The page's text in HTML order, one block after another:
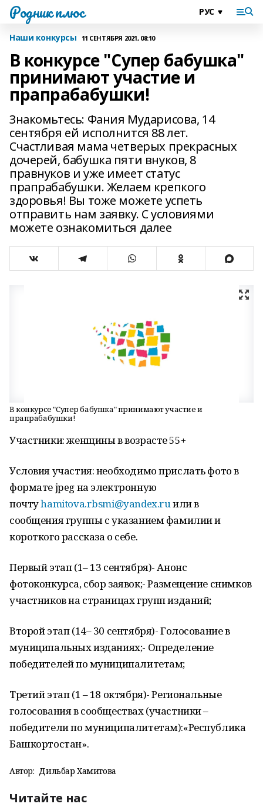
Родник плюс
Наши конкурсы 11 СЕНТЯБРЯ 2021, 08:10
В конкурсе "Супер бабушка"
принимают участие и
прапрабабушки!
Знакомьтесь: Фания Мударисова, 14
сентября ей исполнится 88 лет.
Счастливая мама четверых прекрасных
дочерей, бабушка пяти внуков, 8
правнуков и уже имеет статус
прапрабабушки. Желаем крепкого
здоровья! Вы тоже можете успеть
отправить нам заявку. С условиями
можете ознакомиться далее
В конкурсе "Супер бабушка" принимают участие и
прапрабабушки!
Участники: женщины в возрасте 55+
Условия участия: необходимо прислать фото в
формате jpeg на электронную
почтуhamitova.rbsmi@yandex.ruили в
сообщения группы с указанием фамилии и
короткого рассказа о себе.
Первый этап (1– 13 сентября)- Анонс
фотоконкурса, сбор заявок;- Размещение снимков
участников на страницах групп изданий;
Второй этап (14– 30 сентября)- Голосование в
муниципальных изданиях;- Определение
победителей по муниципалитетам;
Третий этап (1 – 18 октября)- Региональные
голосования в сообществах (участники –
победители по муниципалитетам):«Республика
Башкортостан».
Автор: Дильбар Хамитова
Читайте нас